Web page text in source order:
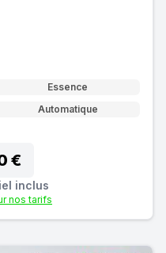
Essence
Automatique
€
inclus
nos tarifs